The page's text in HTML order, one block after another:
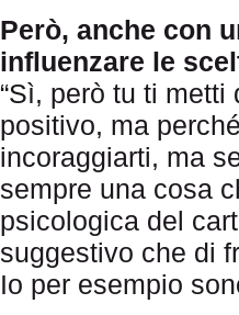
Però, anche con
influenzare le
“Sì, però tu ti
positivo, ma
incoraggiarti, ma
sempre una cosa
psicologica del
suggestivo che di
Io per esempio